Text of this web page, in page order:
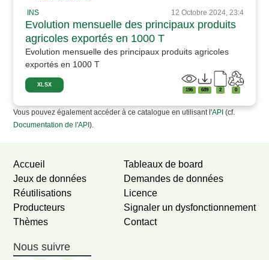
INS 12 Octobre 2024, 23:4
Evolution mensuelle des principaux produits
agricoles exportés en 1000 T
Evolution mensuelle des principaux produits agricoles
exportés en 1000 T
XLSX
196 689 2 0
Vous pouvez également accéder à ce catalogue en utilisant l'API (cf.
Documentation de l'API).
Accueil
Jeux de données
Réutilisations
Producteurs
Thèmes
Tableaux de board
Demandes de données
Licence
Signaler un dysfonctionnement
Contact
Nous suivre